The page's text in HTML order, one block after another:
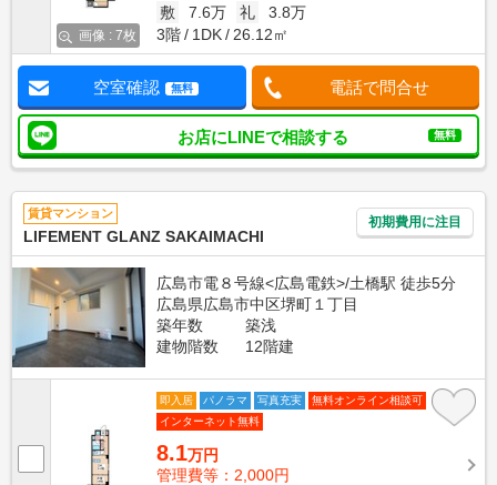
画像 : 7枚
敷
7.6万 礼
3.8万
3階
1DK 26.12㎡
空室確認 無料 電話で問合せ
お店にLINEで相談する 無料
賃貸マンション
LIFEMENT GLANZ SAKAIMACHI
初期費用に注目
広島市電８号線<広島電鉄>/土橋駅 徒歩5分
広島県広島市中区堺町１丁目
築年数
築浅
建物階数
12階建
即入居 パノラマ 写真充実
無料オンライン相談可
インターネット無料
8.1万円
管理費等：2,000円